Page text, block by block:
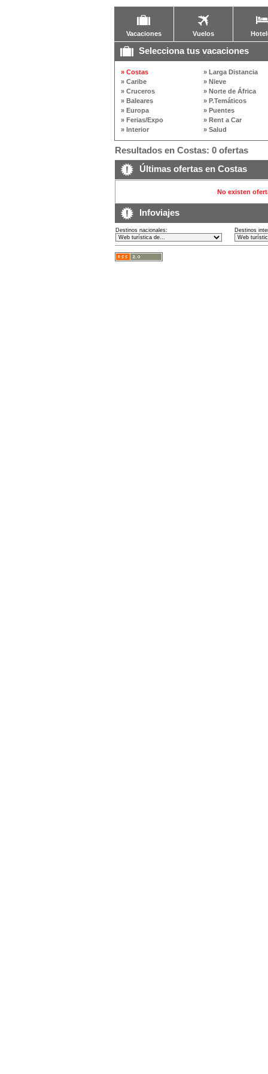
Vacaciones Vuelos
Selecciona tus vacaciones
» Costas
» Caribe
» Cruceros
» Baleares
» Europa
» Ferias/Expo
» Interior
» Larga Distancia
» Nieve
» Norte de África
» P.Temáticos
» Puentes
» Rent a Car
» Salud
Resultados en Costas: 0 ofertas
Últimas ofertas en Costas
No existen
Infoviajes
Destinos nacionales: Destinos